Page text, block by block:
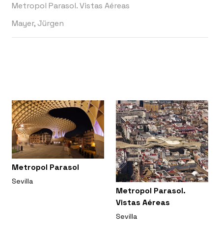
Metropol Parasol. Vistas Aéreas
Mayer, Jürgen
Metropol Parasol
Sevilla
Metropol Parasol.
Vistas Aéreas
Sevilla